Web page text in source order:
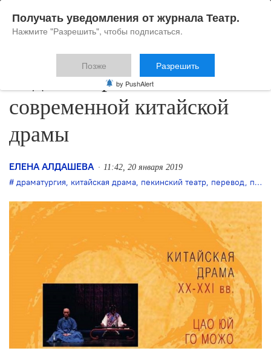
Издан сборник
современной китайской
драмы
ЕЛЕНА АЛДАШЕВА 11:42, 20 января 2019
драматургия, китайская драма, пекинский театр, перевод, пьесы
Получать уведомления от журнала Театр.
Нажмите "Разрешить", чтобы подписаться.
Позже Разрешить
by PushAlert